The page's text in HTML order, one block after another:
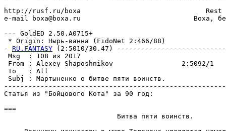
http://rusf.ru/boxa                               Rest
e-mail boxa@boxa.ru                            Boxa,
--- GoldED 2.50.A0715+
* Origin: Hырь-ванна (FidoNet 2:466/88)
- RU.FANTASY (2:5010/30.47)